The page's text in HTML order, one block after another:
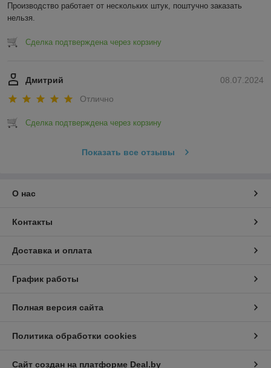
Производство работает от нескольких штук, поштучно заказать
нельзя.
Сделка подтверждена через корзину
08.07.2024
Дмитрий
Отлично
Сделка подтверждена через корзину
Показать все отзывы
О нас
Контакты
Доставка и оплата
График работы
Полная версия сайта
Политика обработки cookies
Сайт создан на платформе Deal.by